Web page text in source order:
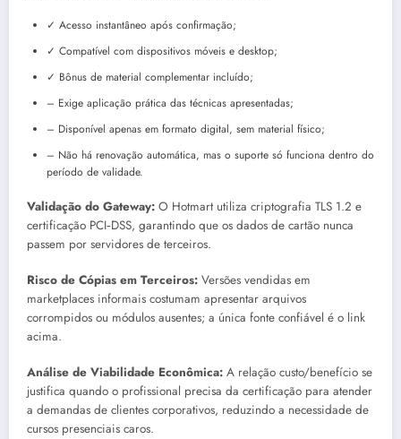
✓ Acesso instantâneo após confirmação;
✓ Compatível com dispositivos móveis e desktop;
✓ Bônus de material complementar incluído;
– Exige aplicação prática das técnicas apresentadas;
– Disponível apenas em formato digital, sem material físico;
– Não há renovação automática, mas o suporte só funciona dentro do
período de validade.
Validação do Gateway: O Hotmart utiliza criptografia TLS 1.2 e
certificação PCI‑DSS, garantindo que os dados de cartão nunca
passem por servidores de terceiros.
Risco de Cópias em Terceiros: Versões vendidas em
marketplaces informais costumam apresentar arquivos
corrompidos ou módulos ausentes; a única fonte confiável é o link
acima.
Análise de Viabilidade Econômica: A relação custo/benefício se
justifica quando o profissional precisa da certificação para atender
a demandas de clientes corporativos, reduzindo a necessidade de
cursos presenciais caros.